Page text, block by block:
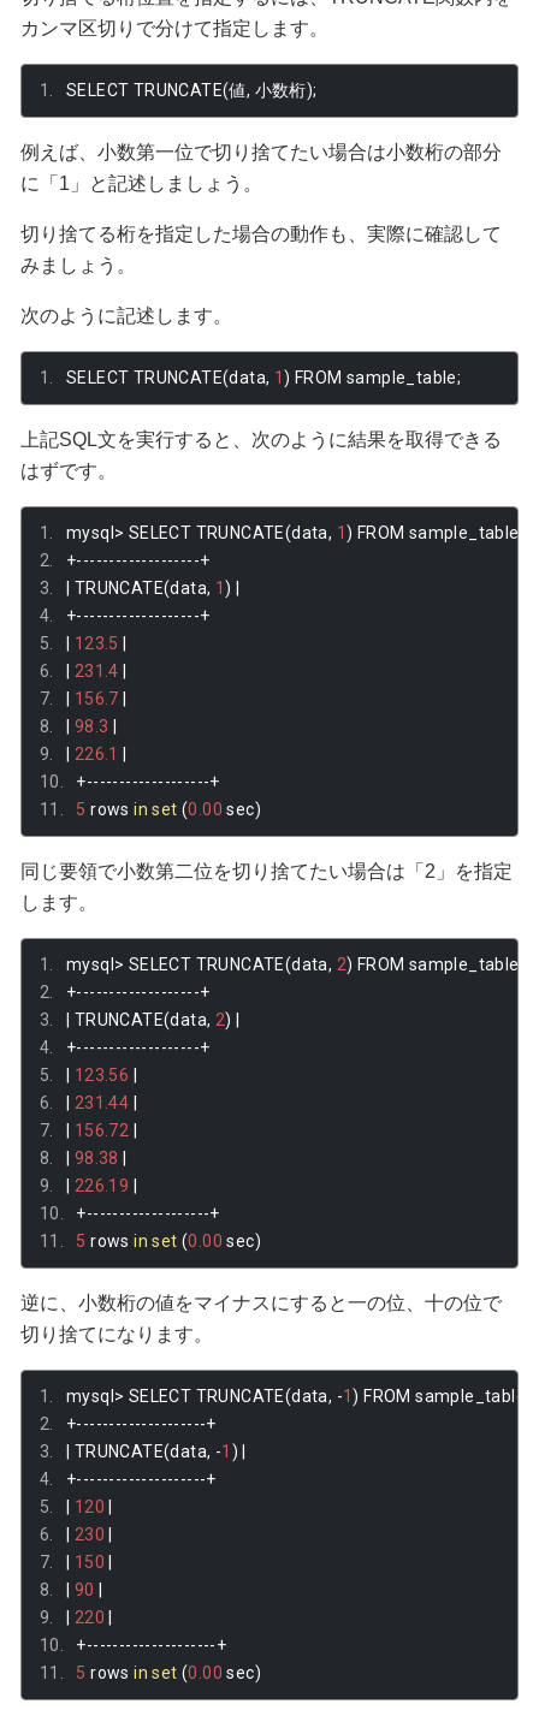
カンマ区切りで分けて指定します。
SELECT TRUNCATE(値, 小数桁);
例えば、小数第一位で切り捨てたい場合は小数桁の部分
に「1」と記述しましょう。
切り捨てる桁を指定した場合の動作も、実際に確認して
みましょう。
次のように記述します。
SELECT TRUNCATE(data, 1) FROM sample_table;
上記SQL文を実行すると、次のように結果を取得できる
はずです。
mysql > SELECT TRUNCATE(data, 1) FROM sample_table
+-------------------+
TRUNCATE(data, 1)
+-------------------+
123.5
231.4
156.7
98.3
226.1
+-------------------+
5 rows in set (0.00 sec)
同じ要領で小数第二位を切り捨てたい場合は「2」を指定
します。
mysql > SELECT TRUNCATE(data, 2) FROM sample_table
+-------------------+
TRUNCATE(data, 2)
+-------------------+
123.56
231.44
156.72
98.38
226.19
+-------------------+
5 rows in set (0.00 sec)
逆に、小数桁の値をマイナスにすると一の位、十の位で
切り捨てになります。
mysql > SELECT TRUNCATE(data, -1) FROM sample_table
+--------------------+
TRUNCATE(data, -1 )
+--------------------+
120
230
150
90
220
+--------------------+
5 rows in set (0.00 sec)